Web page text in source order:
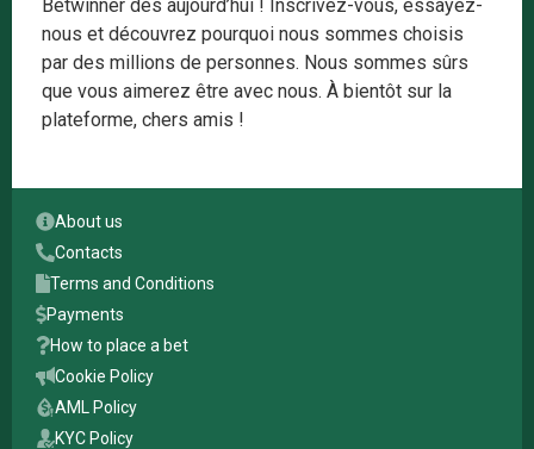
About us
Contacts
Terms and Conditions
Payments
How to place a bet
Сookie Policy
AML Policy
KYC Policy
Betwinner dès aujourd’hui ! Inscrivez-vous, essayez-
nous et découvrez pourquoi nous sommes choisis
par des millions de personnes. Nous sommes sûrs
que vous aimerez être avec nous. À bientôt sur la
plateforme, chers amis !